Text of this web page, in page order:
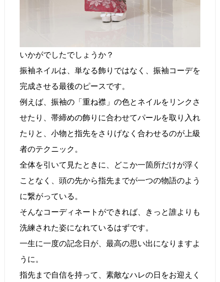
いかがでしたでしょうか？
振袖ネイルは、単なる飾りではなく、振袖コーデを
完成させる最後のピースです。
例えば、振袖の「重ね襟」の色とネイルをリンクさ
せたり、帯締めの飾りに合わせてパールを取り入れ
たりと、小物と指先をさりげなく合わせるのが上級
者のテクニック。
全体を引いて見たときに、どこか一箇所だけが浮く
ことなく、頭の先から指先までが一つの物語のよう
に繋がっている。
そんなコーディネートができれば、きっと誰よりも
洗練された姿になれているはずです。
一生に一度の記念日が、最高の思い出になりますよ
うに。
指先まで自信を持って、素敵なハレの日をお迎えく